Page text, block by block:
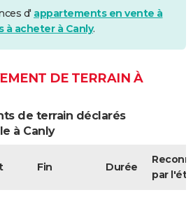
d' appartements en vente à
à acheter à Canly.
DE TERRAIN À
de terrain déclarés
à Canly
Fin Durée
par